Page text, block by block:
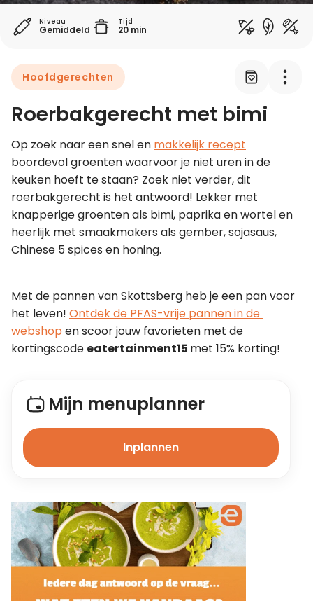
Leer koken als een chef
Kooktips & blogs
Niveau
Gemiddeld
Tijd
20 min
Hoofdgerechten
Roerbakgerecht met bimi
Op zoek naar een snel en makkelijk recept
boordevol groenten waarvoor je niet uren in de
keuken hoeft te staan? Zoek niet verder, dit
roerbakgerecht is het antwoord! Lekker met
knapperige groenten als bimi, paprika en wortel en
heerlijk met smaakmakers als gember, sojasaus,
Chinese 5 spices en honing.
Met de pannen van Skottsberg heb je een pan voor
het leven! Ontdek de PFAS-vrije pannen in de
webshop en scoor jouw favorieten met de
kortingscode eatertainment15 met 15% korting!
Mijn menuplanner
Inplannen